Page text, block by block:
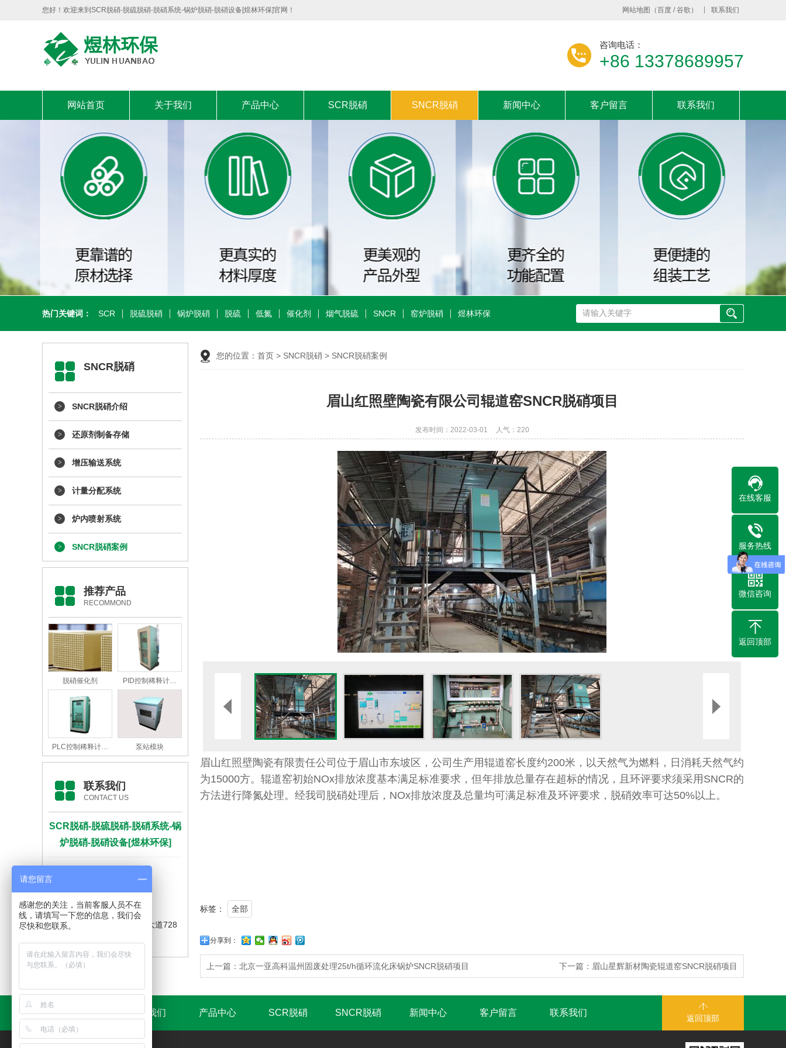
您好！欢迎来到SCR脱硝-脱硫脱硝-脱硝系统-锅炉脱硝-脱硝设备[煜林环保]官网！ 网站地图 （百度 /谷歌 ） 联系我们
咨询电话：
+86 13378689957
网站首页 关于我们 产品中心 SCR脱硝 SNCR脱硝 新闻中心 客户留言 联系我们
热门关键词： SCR 脱硫脱硝 锅炉脱硝 脱硫 低氮 催化剂 烟气脱硫 SNCR 窑炉脱硝 煜林环保
SNCR脱硝
SNCR脱硝介绍
还原剂制备存储
增压输送系统
计量分配系统
炉内喷射系统
SNCR脱硝案例
推荐产品
RECOMMOND
脱硝催化剂 PID控制稀释计…
PLC控制稀释计… 泵站模块
联系我们
CONTACT US
SCR脱硝-脱硫脱硝-脱硝系统-锅
炉脱硝-脱硝设备[煜林环保]
电 话：+86 13378689957
地 址：广州市黄埔区开创大道728
号4栋221室
您的位置： 首页 > SNCR脱硝 > SNCR脱硝案例
眉山红照壁陶瓷有限公司辊道窑SNCR脱硝项目
发布时间：2022-03-01 人气： 220
眉山红照壁陶瓷有限责任公司位于眉山市东坡区，公司生产用辊道窑长度约200米，以天然气为燃料，日消耗天然气约
为15000方。辊道窑初始NOx排放浓度基本满足标准要求，但年排放总量存在超标的情况，且环评要求须采用SNCR的
方法进行降氮处理。经我司脱硝处理后，NOx排放浓度及总量均可满足标准及环评要求，脱硝效率可达50%以上。
标签： 全部
分享到：
上一篇： 北京一亚高科温州固废处理25t/h循环流化床锅炉SNCR脱硝项目 下一篇： 眉山星辉新材陶瓷辊道窑SNCR脱硝项目
网站首页 关于我们 产品中心 SCR脱硝 SNCR脱硝 新闻中心 客户留言 联系我们
返回顶部
在线客服
服务热线
微信咨询
返回顶部
请您留言
感谢您的关注，当前客服人员不在
线，请填写一下您的信息，我们会
尽快和您联系。